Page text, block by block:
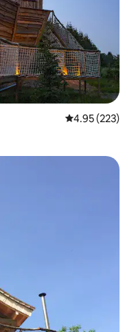
Calificación
4.95 (223)